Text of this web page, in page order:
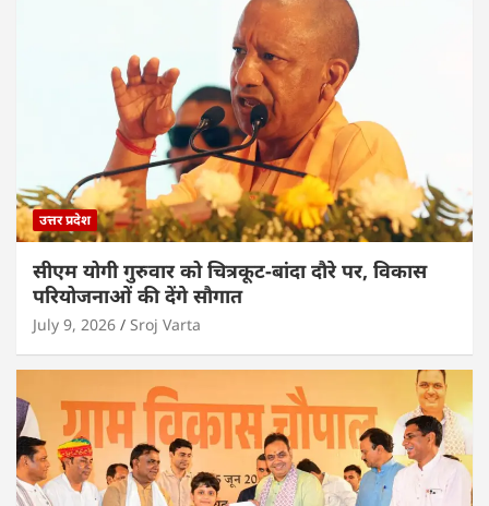
उत्तर प्रदेश
सीएम योगी गुरुवार को चित्रकूट-बांदा दौरे पर, विकास
परियोजनाओं की देंगे सौगात
July 9, 2026 Sroj Varta